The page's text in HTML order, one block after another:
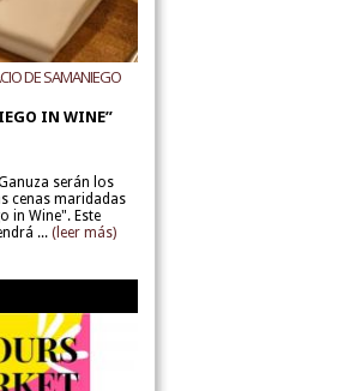
DE SAMANIEGO
IN WINE”
serán los
cenas maridadas
in Wine". Este
... (leer más)